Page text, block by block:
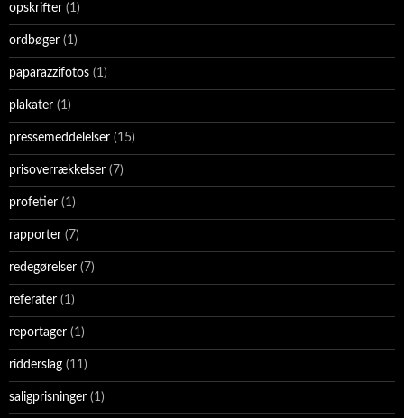
opskrifter (1)
ordbøger (1)
paparazzifotos (1)
plakater (1)
pressemeddelelser (15)
prisoverrækkelser (7)
profetier (1)
rapporter (7)
redegørelser (7)
referater (1)
reportager (1)
ridderslag (11)
saligprisninger (1)